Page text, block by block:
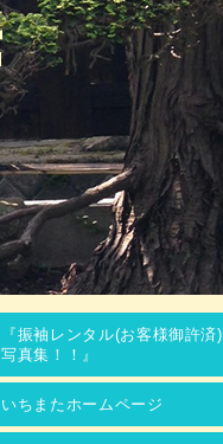
『振袖レンタル(お客様御許済)
写真集！！』
いちまたホームページ